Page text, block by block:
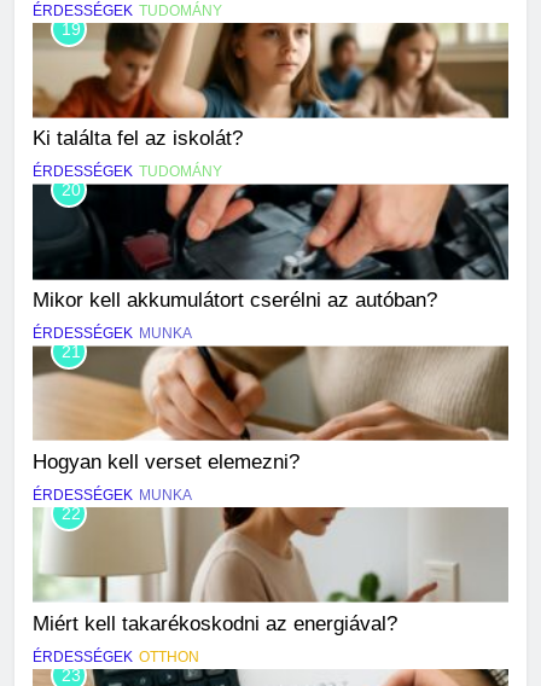
ÉRDESSÉGEK TUDOMÁNY
19
Ki találta fel az iskolát?
ÉRDESSÉGEK TUDOMÁNY
20
Mikor kell akkumulátort cserélni az autóban?
ÉRDESSÉGEK MUNKA
21
Hogyan kell verset elemezni?
ÉRDESSÉGEK MUNKA
22
Miért kell takarékoskodni az energiával?
ÉRDESSÉGEK OTTHON
23